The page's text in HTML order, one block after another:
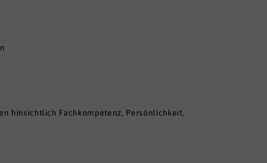
hinsichtlich Fachkompetenz, Persönlichkeit,